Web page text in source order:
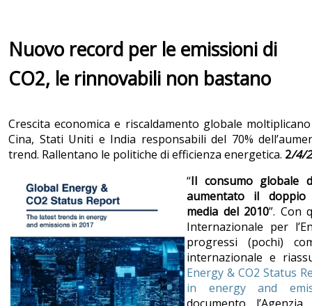
Nuovo record per le emissioni di
CO2, le rinnovabili non bastano
Crescita economica e riscaldamento globale
Cina, Stati Uniti e India responsabili del 70%
trend. Rallentano le politiche di efficienza energetica. 2/4/
“Il consumo globale
aumentato il
media del 2010”. Con
Internazionale per
progressi (pochi)
internazionale e
Energy & CO2 Status
in energy and